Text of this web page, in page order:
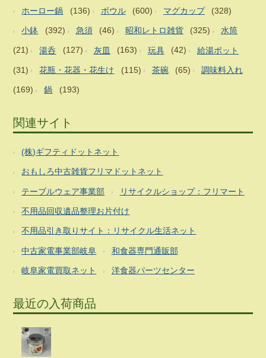
ホーロー鍋 (136) ボウル (600) マグカップ (328)
小鉢 (392) 急須 (46) 昭和レトロ雑貨 (325) 水筒
(21) 湯呑 (127) 灰皿 (163) 玩具 (42) 給湯ポット
(31) 花瓶・花器・花生け (115) 茶碗 (65) 調味料入れ
(169) 鍋 (193)
関連サイト
(株)ギフティドットネット
おもしろ中古雑貨フリマドットネット
テーブルウェア事業部 リサイクルショップ：フリマート
不用品回収遺品整理お片付け
不用品引き取りサイト：リサイクル生活ネット
中古家電事業部岐阜 和食器専門通販部
岐阜家電買取ネット 洋食器パーツセンター
最近の入荷商品